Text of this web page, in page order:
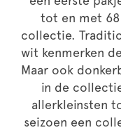
tot en met
collectie.
wit kenmerken
Maar ook
in de
allerkleinsten
seizoen een